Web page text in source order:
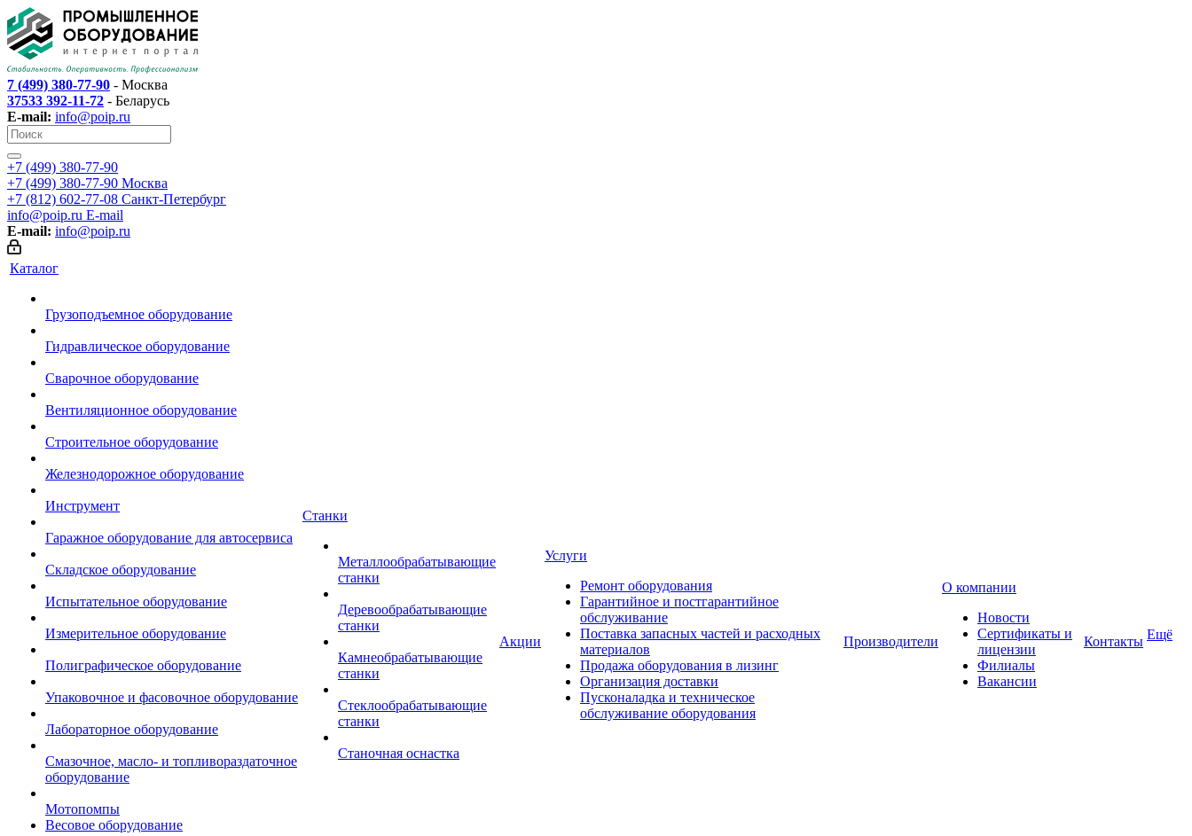
7 (499) 380-77-90 - Москва
37533 392-11-72 - Беларусь
E-mail: info@poip.ru
+7 (499) 380-77-90
+7 (499) 380-77-90 Москва
+7 (812) 602-77-08 Санкт-Петербург
info@poip.ru E-mail
E-mail: info@poip.ru
Каталог
Грузоподъемное оборудование
Гидравлическое оборудование
Сварочное оборудование
Вентиляционное оборудование
Строительное оборудование
Железнодорожное оборудование
Инструмент
Гаражное оборудование для автосервиса
Складское оборудование
Испытательное оборудование
Измерительное оборудование
Полиграфическое оборудование
Упаковочное и фасовочное оборудование
Лабораторное оборудование
Смазочное, масло- и топливораздаточное
оборудование
Мотопомпы
Весовое оборудование
Станки
Металлообрабатывающие
станки
Деревообрабатывающие
станки
Камнеобрабатывающие
станки
Стеклообрабатывающие
станки
Станочная оснастка
Акции
Услуги
Ремонт оборудования
Гарантийное и постгарантийное
обслуживание
Поставка запасных частей и расходных
материалов
Продажа оборудования в лизинг
Организация доставки
Пусконаладка и техническое
обслуживание оборудования
Производители
О компании
Новости
Сертификаты и
лицензии
Филиалы
Вакансии
Контакты Ещё